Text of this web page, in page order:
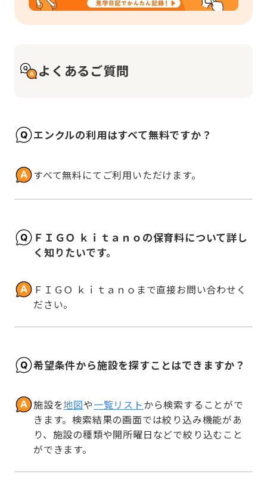
よくあるご質問
エンクルの利用はすべて無料ですか？
すべて無料にてご利用いただけます。
ＦＩＧＯ ｋｉｔａｎｏの保育料について詳し
く知りたいです。
ＦＩＧＯ ｋｉｔａｎｏまで直接お問い合わせく
ださい。
希望条件から施設を探すことはできますか？
施設を地図や一覧リストから検索することがで
きます。検索結果の画面では絞り込み機能があ
り、施設の種類や開所曜日などで絞り込むこと
ができます。